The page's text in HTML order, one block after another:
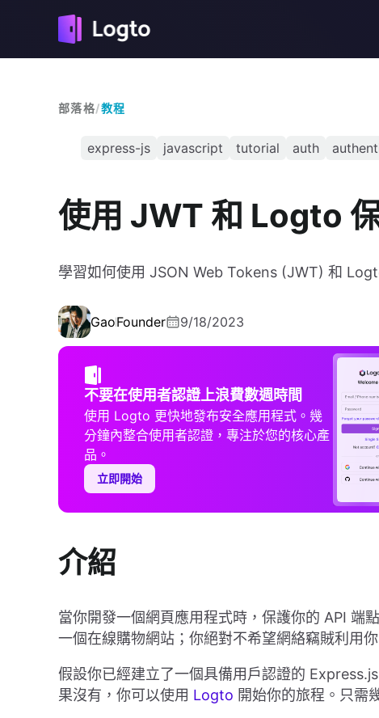
部落格/教程
express-js javascript tutorial auth
使用 JWT 和 Logto
學習如何使用 JSON Web Tokens (JWT) 和
GaoFounder 9/18/2023
不要在使用者認證上浪費數週時間
使用 Logto 更快地發布安全應用程式。幾
分鐘內整合使用者認證，專注於您的核心產
品。
立即開始
介紹
當你開發一個網頁應用程式時，保護你的 API 端
一個在線購物網站；你絕對不希望網絡竊賊利用你
假設你已經建立了一個具備用戶認證的
果沒有，你可以使用 Logto 開始你的旅程。只需